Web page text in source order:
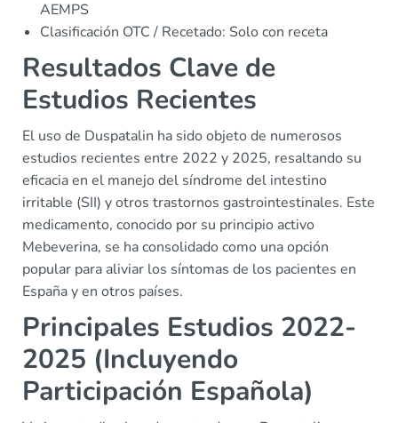
AEMPS
Clasificación OTC / Recetado: Solo con receta
Resultados Clave de
Estudios Recientes
El uso de Duspatalin ha sido objeto de numerosos
estudios recientes entre 2022 y 2025, resaltando su
eficacia en el manejo del síndrome del intestino
irritable (SII) y otros trastornos gastrointestinales. Este
medicamento, conocido por su principio activo
Mebeverina, se ha consolidado como una opción
popular para aliviar los síntomas de los pacientes en
España y en otros países.
Principales Estudios 2022-
2025 (Incluyendo
Participación Española)